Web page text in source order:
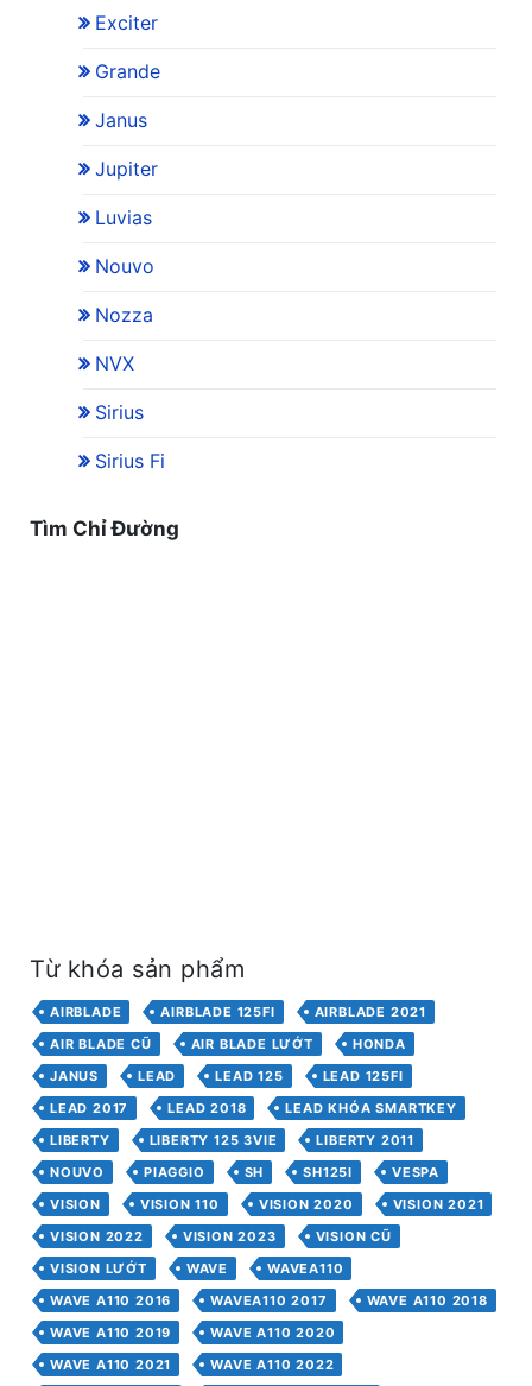
Exciter
Grande
Janus
Jupiter
Luvias
Nouvo
Nozza
NVX
Sirius
Sirius Fi
Tìm Chỉ Đường
Từ khóa sản phẩm
AIRBLADE AIRBLADE 125FI
AIRBLADE 2021
AIR BLADE CŨ
AIR BLADE LƯỚT
HONDA
JANUS
LEAD LEAD 125
LEAD 125FI
LEAD 2017
LEAD 2018
LEAD KHÓA SMARTKEY
LIBERTY
LIBERTY 125 3VIE
LIBERTY 2011
NOUVO
PIAGGIO SH SH125I
VESPA
VISION
VISION 110 VISION 2020
VISION 2021
VISION 2022
VISION 2023
VISION CŨ
VISION LƯỚT
WAVE
WAVEA110
WAVE A110 2016
WAVEA110 2017
WAVE A110 2018
WAVE A110 2019
WAVE A110 2020
WAVE A110 2021
WAVE A110 2022